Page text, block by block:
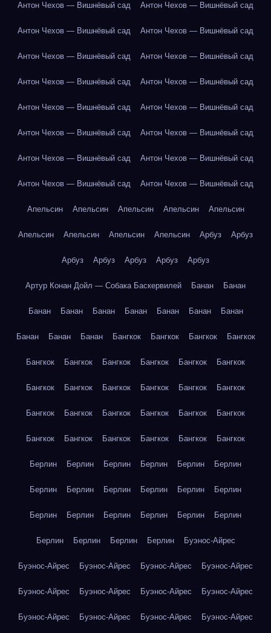
Антон Чехов — Вишнёвый сад Антон Чехов — Вишнёвый сад
Антон Чехов — Вишнёвый сад Антон Чехов — Вишнёвый сад
Антон Чехов — Вишнёвый сад Антон Чехов — Вишнёвый сад
Антон Чехов — Вишнёвый сад Антон Чехов — Вишнёвый сад
Антон Чехов — Вишнёвый сад Антон Чехов — Вишнёвый сад
Антон Чехов — Вишнёвый сад Антон Чехов — Вишнёвый сад
Антон Чехов — Вишнёвый сад Антон Чехов — Вишнёвый сад
Антон Чехов — Вишнёвый сад Антон Чехов — Вишнёвый сад
Апельсин Апельсин Апельсин Апельсин Апельсин
Апельсин Апельсин Апельсин Апельсин Арбуз Арбуз
Арбуз Арбуз Арбуз Арбуз Арбуз
Артур Конан Дойл — Собака Баскервилей Банан Банан
Банан Банан Банан Банан Банан Банан Банан
Банан Банан Банан Бангкок Бангкок Бангкок Бангкок
Бангкок Бангкок Бангкок Бангкок Бангкок Бангкок
Бангкок Бангкок Бангкок Бангкок Бангкок Бангкок
Бангкок Бангкок Бангкок Бангкок Бангкок Бангкок
Бангкок Бангкок Бангкок Бангкок Бангкок Бангкок
Берлин Берлин Берлин Берлин Берлин Берлин
Берлин Берлин Берлин Берлин Берлин Берлин
Берлин Берлин Берлин Берлин Берлин Берлин
Берлин Берлин Берлин Берлин Буэнос-Айрес
Буэнос-Айрес Буэнос-Айрес Буэнос-Айрес Буэнос-Айрес
Буэнос-Айрес Буэнос-Айрес Буэнос-Айрес Буэнос-Айрес
Буэнос-Айрес Буэнос-Айрес Буэнос-Айрес Буэнос-Айрес